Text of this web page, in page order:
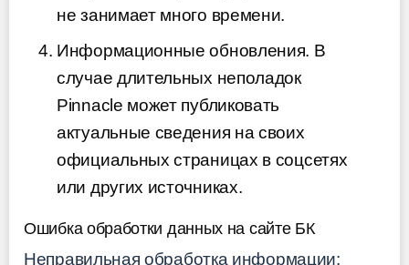
не занимает много времени.
Информационные обновления. В
случае длительных неполадок
Pinnacle может публиковать
актуальные сведения на своих
официальных страницах в соцсетях
или других источниках.
Ошибка обработки данных на сайте БК
Неправильная обработка информации: